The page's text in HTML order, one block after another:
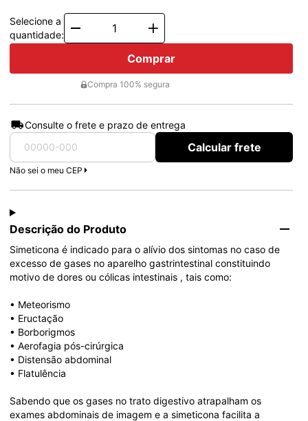
Selecione a
quantidade:
Comprar
Compra 100% segura
Consulte o frete e prazo de entrega
Calcular frete
Não sei o meu CEP
Descrição do Produto
Simeticona é indicado para o alívio dos sintomas no caso de
excesso de gases no aparelho gastrintestinal constituindo
motivo de dores ou cólicas intestinais , tais como:
• Meteorismo
• Eructação
• Borborigmos
• Aerofagia pós-cirúrgica
• Distensão abdominal
• Flatulência
Sabendo que os gases no trato digestivo atrapalham os
exames abdominais de imagem e a simeticona facilita a